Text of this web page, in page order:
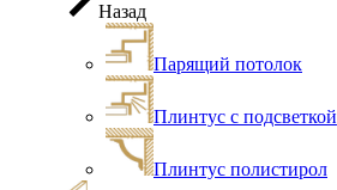
Назад
Парящий потолок
Плинтус с подсветкой
Плинтус полистирол